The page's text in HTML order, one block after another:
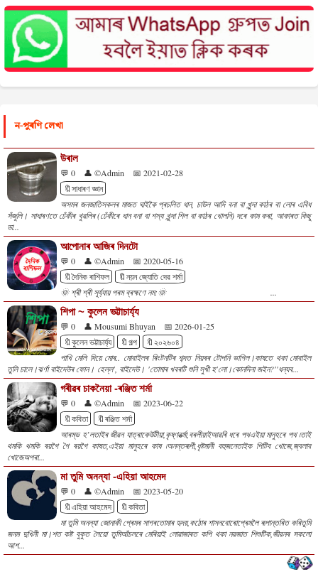
ন-পুৰণি লেখা
উৰাল
💬 0 👤 ©Admin
📅 2021-02-28
🔖সাধাৰণ জ্ঞান
অসমৰ জনজাতিসকলৰ মাজত ঘাইকৈ প্ৰচলিত ধান, চাউল আদি বনা বা খুন্দা কাঠৰ বা লোৰ এবিধ
সঁজুলি। সাধাৰণতে ঢেঁকীৰ খুৱলিৰ (ঢেঁকীৰে ধান বনা বা শস্য খুন্দা শিল বা কাঠৰ খোলনি) দৰে কাম কৰা, আকাৰত কিছু
ডা...
আপোনাৰ আজিৰ দিনটো
💬 0 👤 ©Admin
📅 2020-05-16
🔖দৈনিক ৰাশিফল
🔖নয়ন জ্যোতি দেৱ শৰ্মা
🌞 শ্ৰী শ্ৰী সূৰ্য্যায় পৰম ব্ৰহ্মণে নম:🌞 ...
শিপা ~ কুলেন ভট্টাচাৰ্য্য
💬 0 👤 Mousumi Bhuyan
📅 2026-01-25
🔖কুলেন ভট্টাচাৰ্য্য
🔖গল্প
🔖২০২৬০৪
পাখি মেলি দিয়ে মোৰ.. মোবাইলৰ ৰিংটনটিৰ শব্দত নিয়ৰৰ টোপনি ভাগিল।কাষতে থকা মোবাইল
তুলি চালে।ঝৰ্ণা বাইদেউৰ ফোন। হেল্ল', বাইদেউ। 'তোমাৰ খবৰটি শুনি সুখী হ'লো।কোনদিনা জইন?''ধন্যব...
গৰীৱৰ চাকনৈয়া -ৰঞ্জিত শৰ্মা
💬 0 👤 ©Admin
📅 2023-06-22
🔖কবিতা
🔖ৰঞ্জিত শৰ্মা
আৰম্ভ হ’লতাইৰ জীৱন যাত্ৰাকেউটীয়া,কৃষ্ণৱৰ্ত্মা,বৰলীয়াইআৱৰি ধৰে পথএইয়া মানুহৰে পথ ৷তাই
থমকি থমকি ৰয়গৈ গৈ ৰয়গৈ কাষত,এইয়া মানুহৰে কাষ ৷অনন্তৰূপী,ধৃষ্টমানী বহুজনেতাইক পিটিব খোজে,জ্বলাব
খোজেঅপৰা...
মা তুমি অনন্যা -এহিয়া আহমেদ
💬 0 👤 ©Admin
📅 2023-05-20
🔖এহিয়া আহমেদ
🔖কবিতা
মা তুমি অনন্যা জোনাকী প্ৰেমৰ সাগৰতোমাৰ হৃদয়,কঠোৰ শাসনবোৰোপ্ৰেমলৈ ৰূপান্তৰিত কৰিতুমি
জনম দুখিনী মা।শত কষ্ট বুকুত লৈয়ো তুমিআঁচলৰে মেৰিয়াই লোৱাজাৰত কপি থকা নৱজাত শিশুটিক,জীৱনৰ সকলো
আশ...